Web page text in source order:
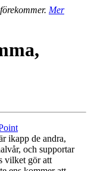
Mer
ikapp de andra,
och supportar
vilket gör att